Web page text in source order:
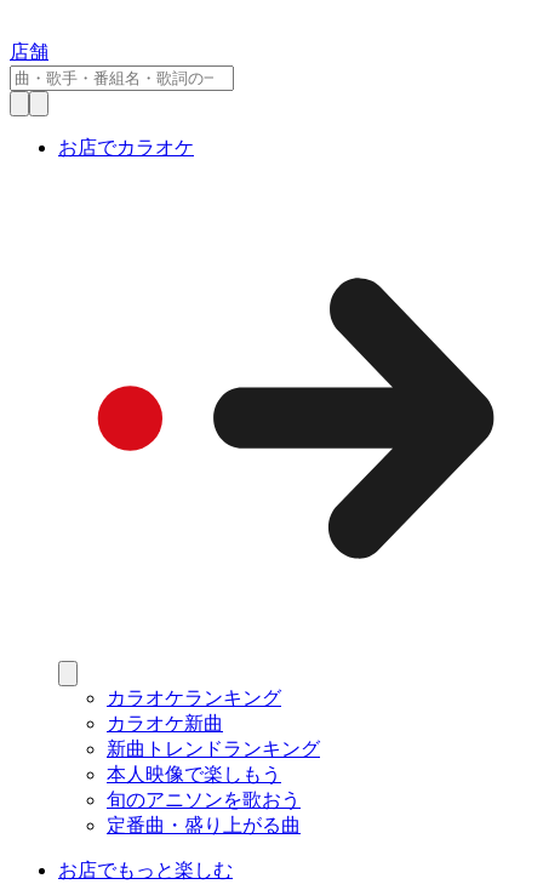
店舗
お店でカラオケ
カラオケランキング
カラオケ新曲
新曲トレンドランキング
本人映像で楽しもう
旬のアニソンを歌おう
定番曲・盛り上がる曲
お店でもっと楽しむ